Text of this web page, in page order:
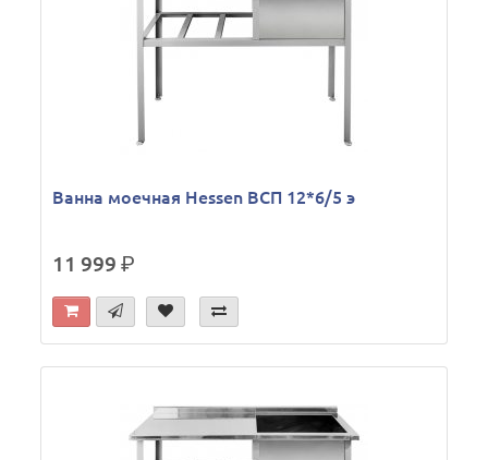
Ванна моечная Hessen ВСП 12*6/5 э
11 999р.